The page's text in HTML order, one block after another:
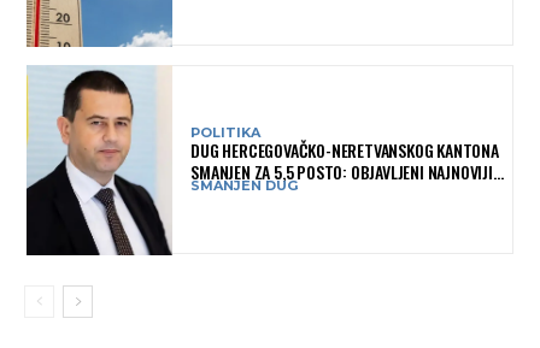
POLITIKA
DUG HERCEGOVAČKO-NERETVANSKOG KANTONA
SMANJEN ZA 5,5 POSTO: OBJAVLJENI NAJNOVIJI
PODACI MINISTARSTVA FINANSIJA
SMANJEN DUG